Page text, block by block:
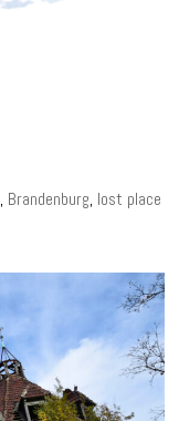
, Brandenburg, lost place